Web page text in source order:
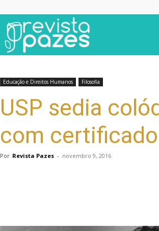
Educação e Direitos Humanos Filosofia
USP sedia
com certificado
Por Revista Pazes - novembro 9, 2016